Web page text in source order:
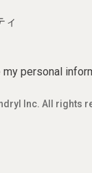
ィ
personal
Inc. All rights